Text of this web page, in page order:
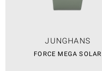
JUNGHANS
FORCE MEGA SOLAR